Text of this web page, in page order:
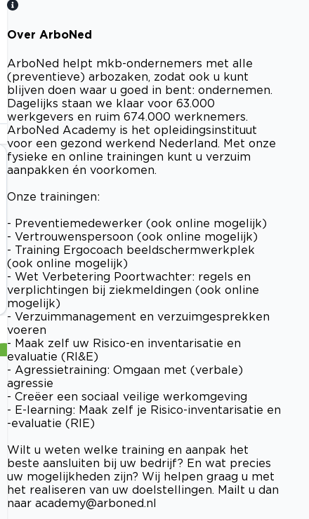
Bekijk certificaat
Over ArboNed
ArboNed helpt mkb-ondernemers met alle
(preventieve) arbozaken, zodat ook u kunt
blijven doen waar u goed in bent: ondernemen.
Dagelijks staan we klaar voor 63.000
werkgevers en ruim 674.000 werknemers.
ArboNed Academy is het opleidingsinstituut
voor een gezond werkend Nederland. Met onze
fysieke en online trainingen kunt u verzuim
aanpakken én voorkomen.
Onze trainingen:
- Preventiemedewerker (ook online mogelijk)
- Vertrouwenspersoon (ook online mogelijk)
- Training Ergocoach beeldschermwerkplek
(ook online mogelijk)
- Wet Verbetering Poortwachter: regels en
verplichtingen bij ziekmeldingen (ook online
mogelijk)
- Verzuimmanagement en verzuimgesprekken
voeren
- Maak zelf uw Risico-en inventarisatie en
evaluatie (RI&E)
- Agressietraining: Omgaan met (verbale)
agressie
- Creëer een sociaal veilige werkomgeving
- E-learning: Maak zelf je Risico-inventarisatie en
-evaluatie (RIE)
Wilt u weten welke training en aanpak het
beste aansluiten bij uw bedrijf? En wat precies
uw mogelijkheden zijn? Wij helpen graag u met
het realiseren van uw doelstellingen. Mailt u dan
naar academy@arboned.nl